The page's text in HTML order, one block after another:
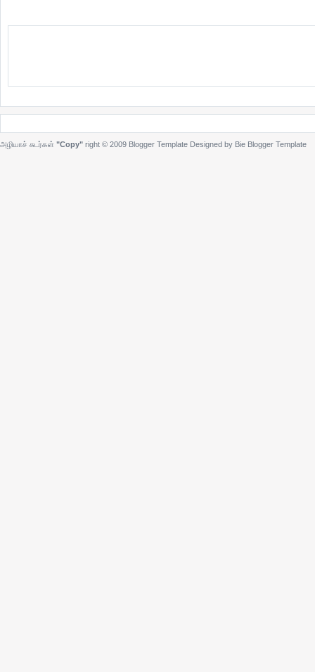
அழியாச் சுடர்கள் "Copy" right © 2009 Blogger Template Designed by Bie Blogger Template